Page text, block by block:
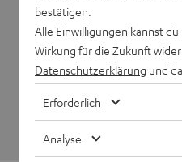
bestätigen.
Alle Einwilligungen kannst
Wirkung für die Zukunft
Datenschutzerklärung und
Erforderlich
Analyse